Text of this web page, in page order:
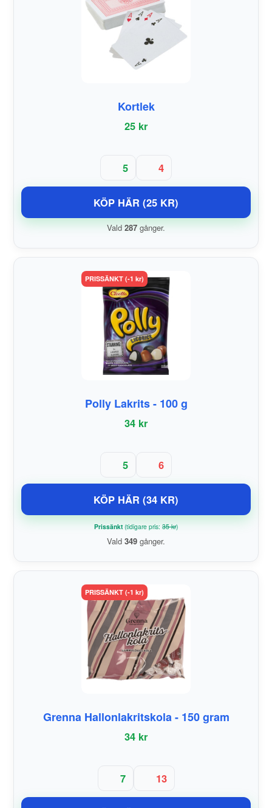
Kortlek
25 kr
5 4
KÖP HÄR (25 KR)
Vald 287 gånger.
PRISSÄNKT (-1 kr)
Polly Lakrits - 100 g
34 kr
5 6
KÖP HÄR (34 KR)
Prissänkt(tidigare pris: 35 kr)
Vald 349 gånger.
PRISSÄNKT (-1 kr)
Grenna Hallonlakritskola - 150 gram
34 kr
7 13